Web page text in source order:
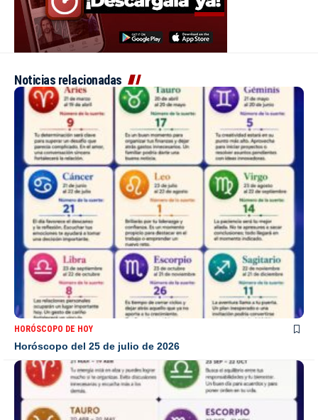
Noticias relacionadas
HORÓSCOPO DE HOY
Horóscopo del 25 de julio de 2026